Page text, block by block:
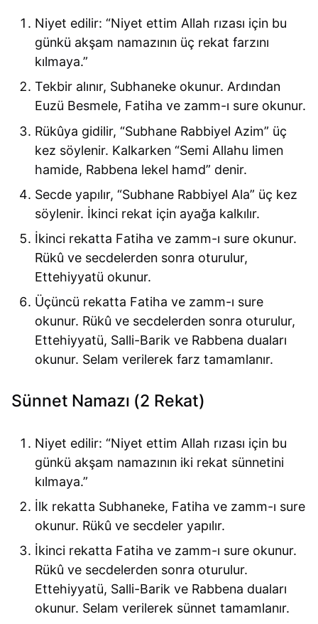
Niyet edilir: “Niyet ettim Allah rızası için bu
günkü akşam namazının üç rekat farzını
kılmaya.”
Tekbir alınır, Subhaneke okunur. Ardından
Euzü Besmele, Fatiha ve zamm-ı sure okunur.
Rükûya gidilir, “Subhane Rabbiyel Azim” üç
kez söylenir. Kalkarken “Semi Allahu limen
hamide, Rabbena lekel hamd” denir.
Secde yapılır, “Subhane Rabbiyel Ala” üç kez
söylenir. İkinci rekat için ayağa kalkılır.
İkinci rekatta Fatiha ve zamm-ı sure okunur.
Rükû ve secdelerden sonra oturulur,
Ettehiyyatü okunur.
Üçüncü rekatta Fatiha ve zamm-ı sure
okunur. Rükû ve secdelerden sonra oturulur,
Ettehiyyatü, Salli-Barik ve Rabbena duaları
okunur. Selam verilerek farz tamamlanır.
Sünnet Namazı (2 Rekat)
Niyet edilir: “Niyet ettim Allah rızası için bu
günkü akşam namazının iki rekat sünnetini
kılmaya.”
İlk rekatta Subhaneke, Fatiha ve zamm-ı sure
okunur. Rükû ve secdeler yapılır.
İkinci rekatta Fatiha ve zamm-ı sure okunur.
Rükû ve secdelerden sonra oturulur.
Ettehiyyatü, Salli-Barik ve Rabbena duaları
okunur. Selam verilerek sünnet tamamlanır.